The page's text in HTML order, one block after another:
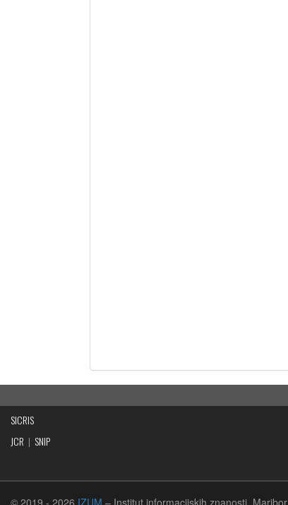
SICRIS
JCR | SNIP
© 2019 - 2026 IZUM – Institut informacijskih znanosti, Maribor